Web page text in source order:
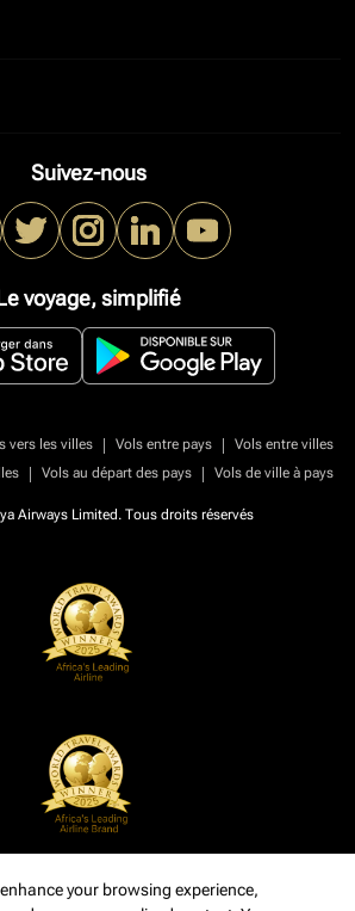
Suivez-nous
voyage, simplifié
vers les villes | Vols entre pays |
Vols entre villes
| Vols au départ des pays | Vols de ville à pays
Airways Limited. Tous droits réservés
your browsing experience,